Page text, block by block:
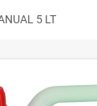
5 LT